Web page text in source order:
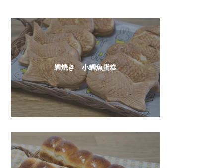
鯛焼き 小鯛魚蛋糕